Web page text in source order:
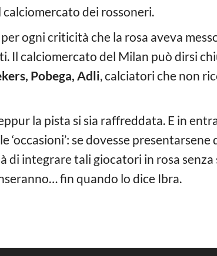
dei rossoneri.
ogni criticità che la rosa aveva
calciomercato del Milan può dirsi
Pobega, Adli, calciatori che non
la pista si sia raffreddata. E in
‘occasioni’: se dovesse presentarsene
di integrare tali giocatori in rosa senza
fin quando lo dice Ibra.